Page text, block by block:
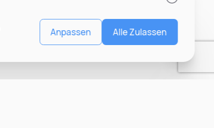
Anpassen Alle Zulassen